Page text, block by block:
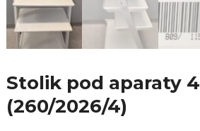
Stolik pod aparaty
(260/2026/4)